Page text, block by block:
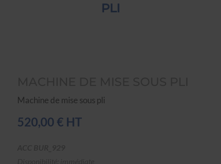
PLI
Machine de mise sous pli
520,00 € HT